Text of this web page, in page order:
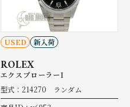
USED 新入荷
ROLEX
エクスプローラーI
型式：214270 ランダム